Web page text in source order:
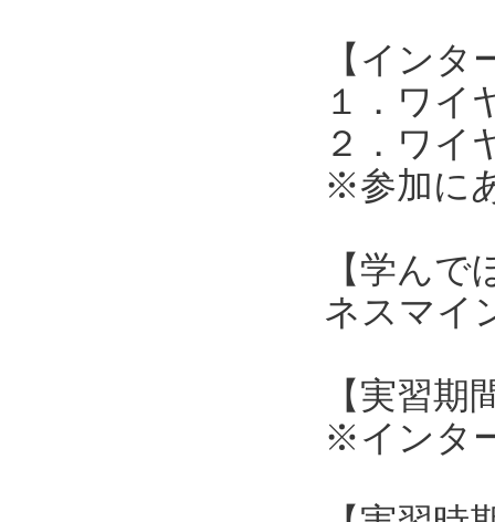
【イン
１．ワイ
２．ワイ
※参加に
【学ん
ネスマイ
【実習
※インタ